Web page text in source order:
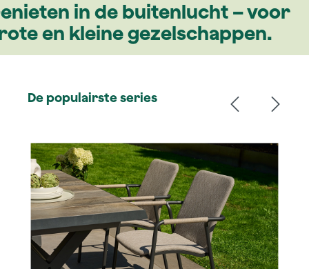
in de buitenlucht – voor
en kleine gezelschappen.
De populairste series